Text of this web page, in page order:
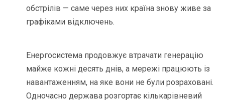
обстрілів — саме через них країна знову живе за
графіками відключень.
Енергосистема продовжує втрачати генерацію
майже кожні десять днів, а мережі працюють із
навантаженням, на яке вони не були розраховані.
Одночасно держава розгортає кількарівневий